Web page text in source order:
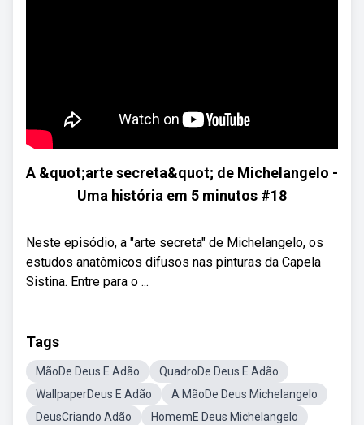
A &quot;arte secreta&quot; de Michelangelo -
Uma história em 5 minutos #18
Neste episódio, a "arte secreta" de Michelangelo, os
estudos anatômicos difusos nas pinturas da Capela
Sistina. Entre para o ...
Tags
MãoDe Deus E Adão
QuadroDe Deus E Adão
WallpaperDeus E Adão
A MãoDe Deus Michelangelo
DeusCriando Adão
HomemE Deus Michelangelo